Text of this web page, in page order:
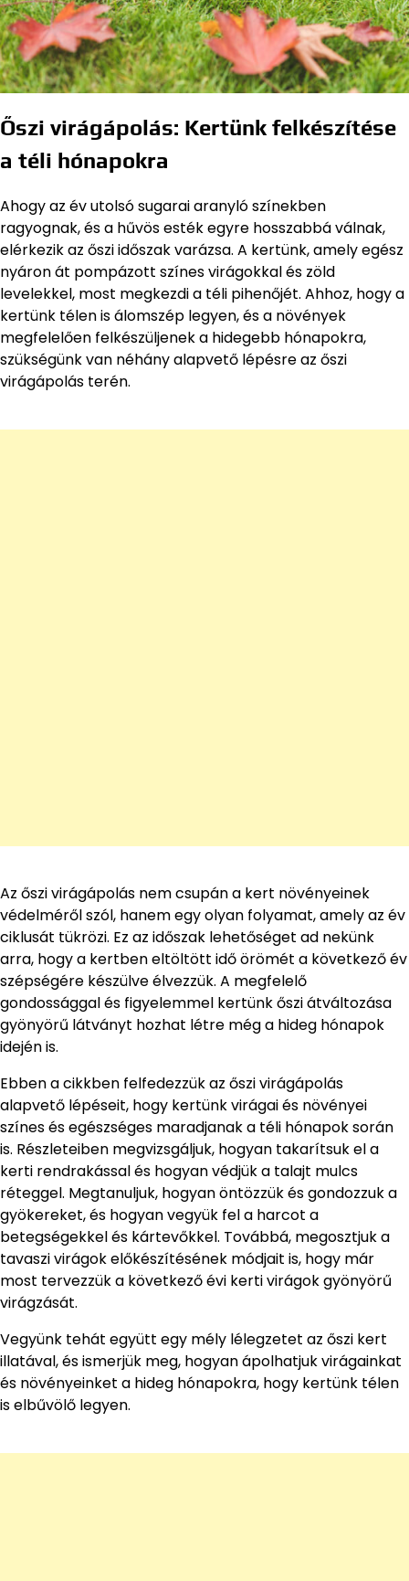
Őszi virágápolás: Kertünk felkészítése
a téli hónapokra
Ahogy az év utolsó sugarai aranyló színekben
ragyognak, és a hűvös esték egyre hosszabbá válnak,
elérkezik az őszi időszak varázsa. A kertünk, amely egész
nyáron át pompázott színes virágokkal és zöld
levelekkel, most megkezdi a téli pihenőjét. Ahhoz, hogy a
kertünk télen is álomszép legyen, és a növények
megfelelően felkészüljenek a hidegebb hónapokra,
szükségünk van néhány alapvető lépésre az őszi
virágápolás terén.
Az őszi virágápolás nem csupán a kert növényeinek
védelméről szól, hanem egy olyan folyamat, amely az év
ciklusát tükrözi. Ez az időszak lehetőséget ad nekünk
arra, hogy a kertben eltöltött idő örömét a következő év
szépségére készülve élvezzük. A megfelelő
gondossággal és figyelemmel kertünk őszi átváltozása
gyönyörű látványt hozhat létre még a hideg hónapok
idején is.
Ebben a cikkben felfedezzük az őszi virágápolás
alapvető lépéseit, hogy kertünk virágai és növényei
színes és egészséges maradjanak a téli hónapok során
is. Részleteiben megvizsgáljuk, hogyan takarítsuk el a
kerti rendrakással és hogyan védjük a talajt mulcs
réteggel. Megtanuljuk, hogyan öntözzük és gondozzuk a
gyökereket, és hogyan vegyük fel a harcot a
betegségekkel és kártevőkkel. Továbbá, megosztjuk a
tavaszi virágok előkészítésének módjait is, hogy már
most tervezzük a következő évi kerti virágok gyönyörű
virágzását.
Vegyünk tehát együtt egy mély lélegzetet az őszi kert
illatával, és ismerjük meg, hogyan ápolhatjuk virágainkat
és növényeinket a hideg hónapokra, hogy kertünk télen
is elbűvölő legyen.